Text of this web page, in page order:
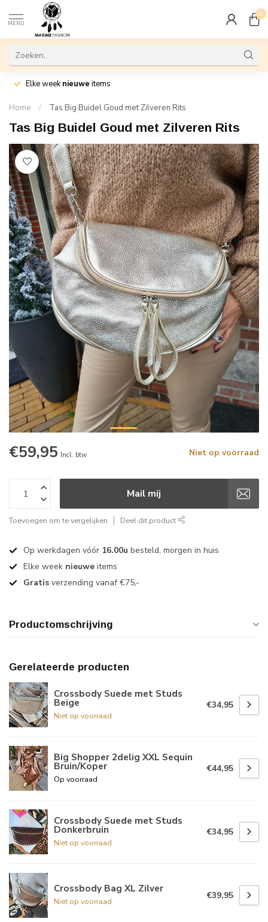
MENU
0
Elke weeknieuwe items
Home / Tas Big Buidel Goud met Zilveren Rits
Tas Big Buidel Goud met Zilveren Rits
€59,95 Incl. btw Niet op voorraad
Mail mij
Toevoegen om te vergelijken Deel dit product
Op werkdagen vóór 16.00u besteld, morgen in huis
Elke week nieuwe items
Gratis verzending vanaf €75,-
Productomschrijving
Gerelateerde producten
Crossbody Suede met Studs
Beige
Niet op voorraad
€34,95
Big Shopper 2delig XXL Sequin
Bruin/Koper
Op voorraad
€44,95
Crossbody Suede met Studs
Donkerbruin
Niet op voorraad
€34,95
Crossbody Bag XL Zilver
Niet op voorraad
€39,95